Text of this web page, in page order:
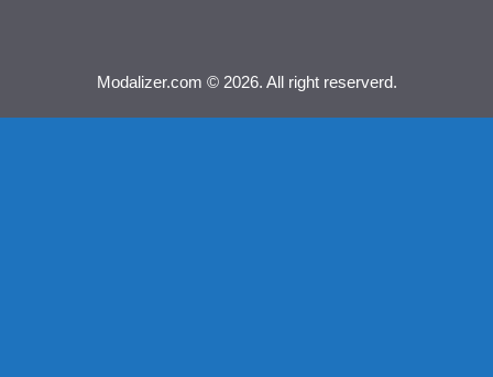
Modalizer.com © 2026. All right reserverd.